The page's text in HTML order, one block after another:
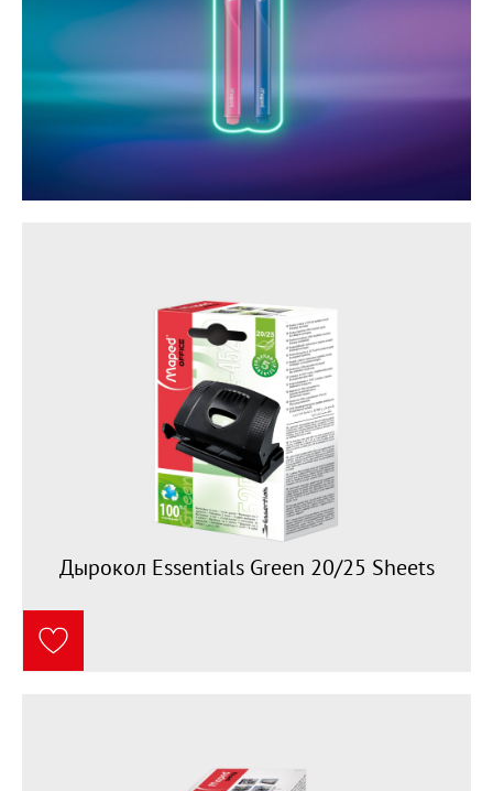
Дырокол Essentials Green 20/25 Sheets